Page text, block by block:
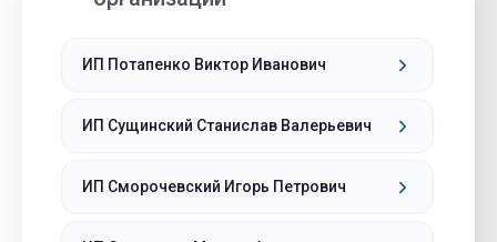
ИП Потапенко Виктор Иванович
ИП Сущинский Станислав Валерьевич
ИП Сморочевский Игорь Петрович